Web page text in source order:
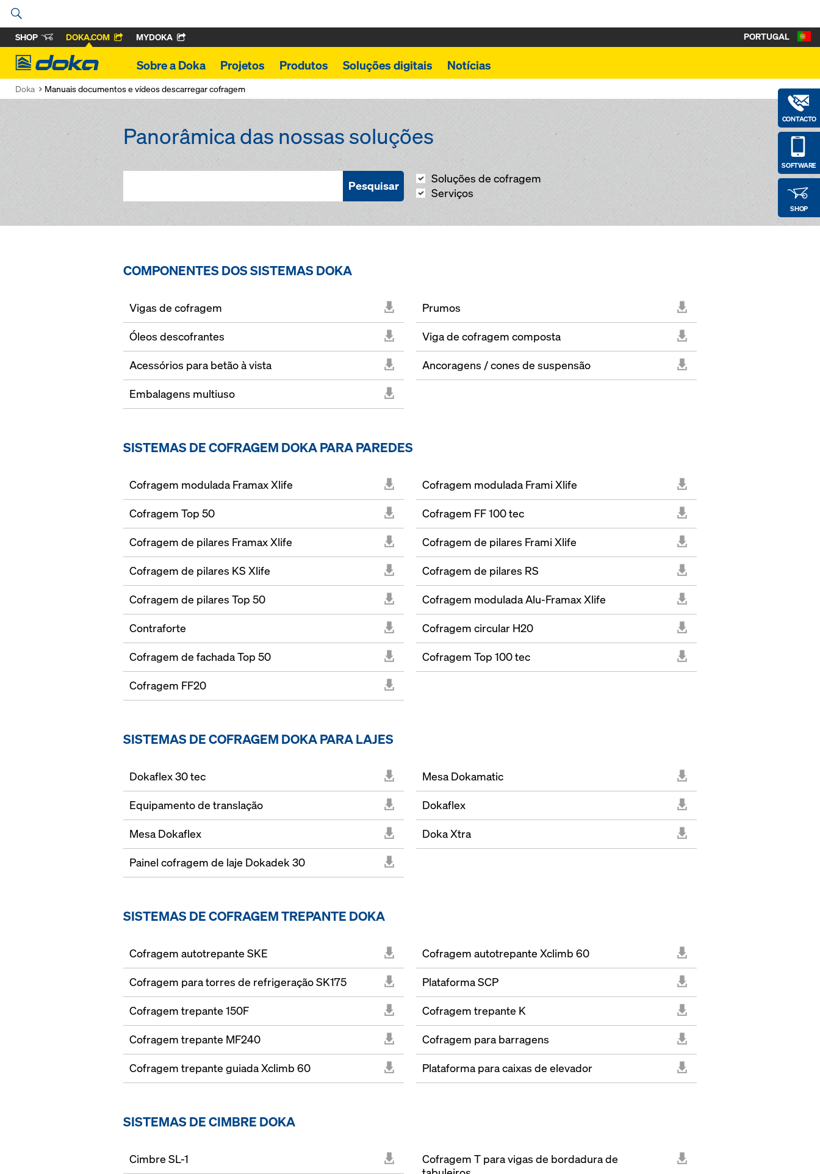
SHOP DOKA.COM MYDOKA
Doka
Sobre a Doka Projetos Produtos Soluções digitais Notícias
CONTACTO
SOFTWARE
SHOP
PORTUGAL
Doka Manuais documentos e vídeos descarregar cofragem
Panorâmica das nossas soluções
Pesquisar
Soluções de cofragem
Serviços
COMPONENTES DOS SISTEMAS DOKA
Vigas de cofragem Prumos
Óleos descofrantes Viga de cofragem composta
Acessórios para betão à vista Ancoragens / cones de suspensão
Embalagens multiuso
SISTEMAS DE COFRAGEM DOKA PARA PAREDES
Cofragem modulada Framax Xlife Cofragem modulada Frami Xlife
Cofragem Top 50 Cofragem FF 100 tec
Cofragem de pilares Framax Xlife Cofragem de pilares Frami Xlife
Cofragem de pilares KS Xlife Cofragem de pilares RS
Cofragem de pilares Top 50 Cofragem modulada Alu-Framax Xlife
Contraforte Cofragem circular H20
Cofragem de fachada Top 50 Cofragem Top 100 tec
Cofragem FF20
SISTEMAS DE COFRAGEM DOKA PARA LAJES
Dokaflex 30 tec Mesa Dokamatic
Equipamento de translação Dokaflex
Mesa Dokaflex Doka Xtra
Painel cofragem de laje Dokadek 30
SISTEMAS DE COFRAGEM TREPANTE DOKA
Cofragem autotrepante SKE Cofragem autotrepante Xclimb 60
Cofragem para torres de refrigeração SK175 Plataforma SCP
Cofragem trepante 150F Cofragem trepante K
Cofragem trepante MF240 Cofragem para barragens
Cofragem trepante guiada Xclimb 60 Plataforma para caixas de elevador
SISTEMAS DE CIMBRE DOKA
Cimbre SL-1
Cofragem T para vigas de bordadura de